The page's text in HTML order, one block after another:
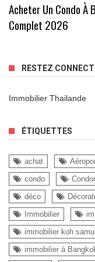
Acheter Un Condo À
Complet 2026
RESTEZ
Immobilier Thailande
ÉTIQUETTES
achat
condo
déco
Immobilier
immobilier koh samui
immobilier à